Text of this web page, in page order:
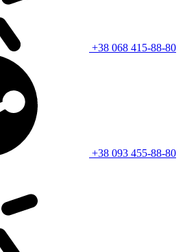
+38 068 415-88-80
+38 093 455-88-80